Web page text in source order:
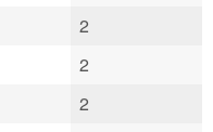
2
2
2